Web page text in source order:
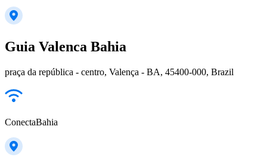
Guia Valenca Bahia
praça da república - centro, Valença - BA, 45400-000, Brazil
ConectaBahia